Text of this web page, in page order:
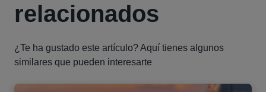
relacionados
¿Te ha gustado este artículo? Aquí tienes algunos
similares que pueden interesarte